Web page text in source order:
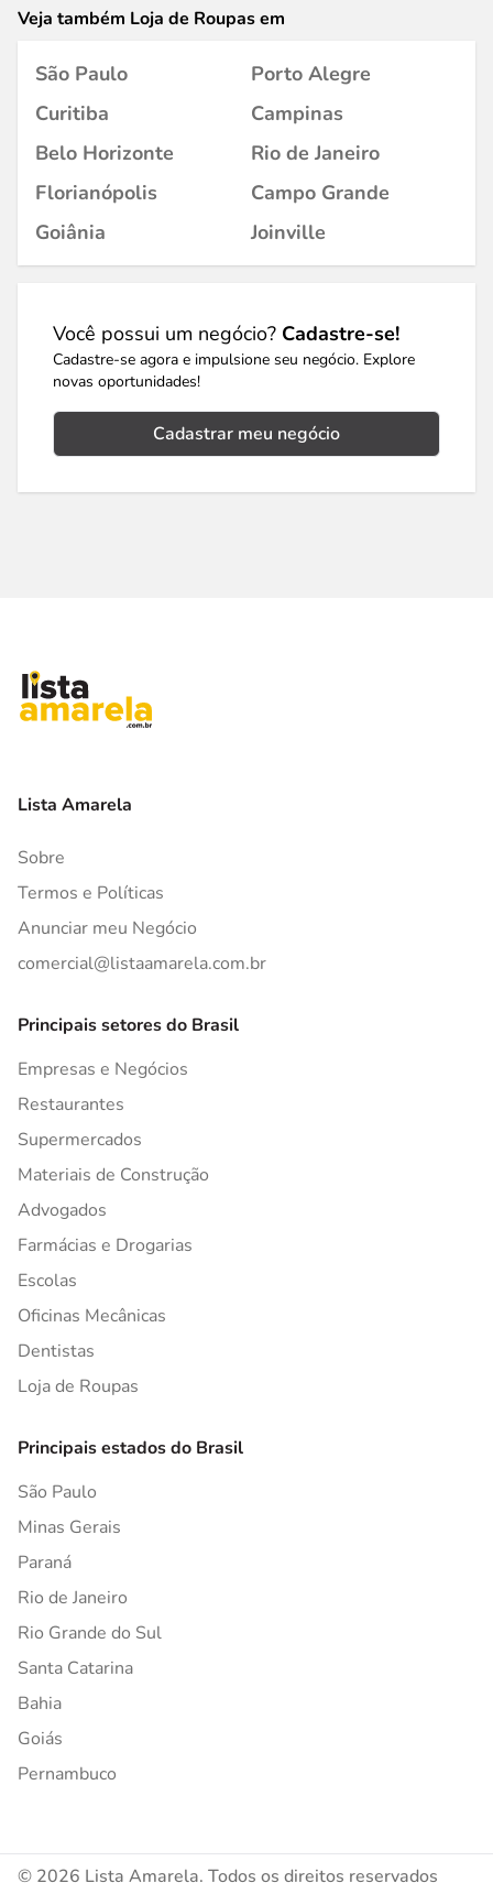
Veja também Loja de Roupas em
São Paulo
Porto Alegre
Curitiba
Campinas
Belo Horizonte
Rio de Janeiro
Florianópolis
Campo Grande
Goiânia
Joinville
Você possui um negócio? Cadastre-se!
Cadastre-se agora e impulsione seu negócio. Explore
novas oportunidades!
Cadastrar meu negócio
Lista Amarela
Sobre
Termos e Políticas
Anunciar meu Negócio
comercial@listaamarela.com.br
Principais setores do Brasil
Empresas e Negócios
Restaurantes
Supermercados
Materiais de Construção
Advogados
Farmácias e Drogarias
Escolas
Oficinas Mecânicas
Dentistas
Loja de Roupas
Principais estados do Brasil
São Paulo
Minas Gerais
Paraná
Rio de Janeiro
Rio Grande do Sul
Santa Catarina
Bahia
Goiás
Pernambuco
© 2026 Lista Amarela. Todos os direitos reservados